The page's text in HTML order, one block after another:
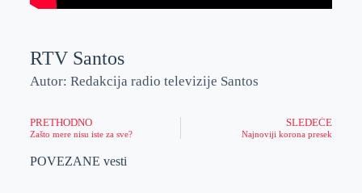
RTV Santos
Autor: Redakcija radio televizije Santos
PRETHODNO
Zašto mere nisu iste za sve?
SLEDEĆE
Najnoviji korona presek
POVEZANE vesti